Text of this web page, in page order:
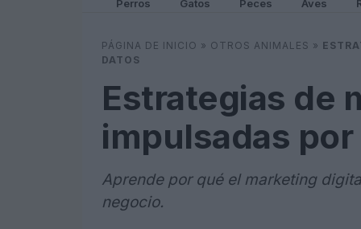
Perros Gatos Peces Aves
PÁGINA DE INICIO » OTROS ANIMALES »
DATOS
Estrategias de
impulsadas
Aprende por qué el marketing
negocio.